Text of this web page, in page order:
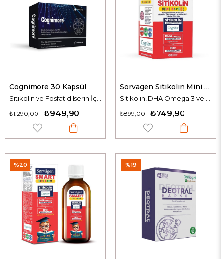
Cognimore 30 Kapsül
Sitikolin ve Fosfatidilserin İçeren Takviye Edici Gıda
₺949,90
₺1.290,00
Sorvagen Sitikolin Mini 60 Yumuşak Kapsül
Sitikolin, DHA Omega 3 ve Vitamin B12 İçeren Takviye Edici Gıda
₺749,90
₺899,00
%20 %19